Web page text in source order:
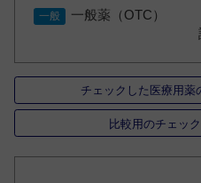
一般薬（OTC）
チェックした医療用薬
比較用のチェッ